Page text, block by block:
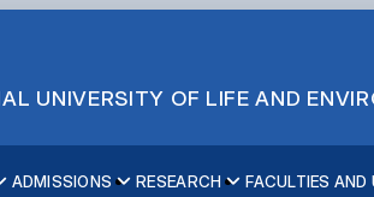
UNIVERSITY OF LIFE AND
ADMISSIONS RESEARCH FACULTIES AND